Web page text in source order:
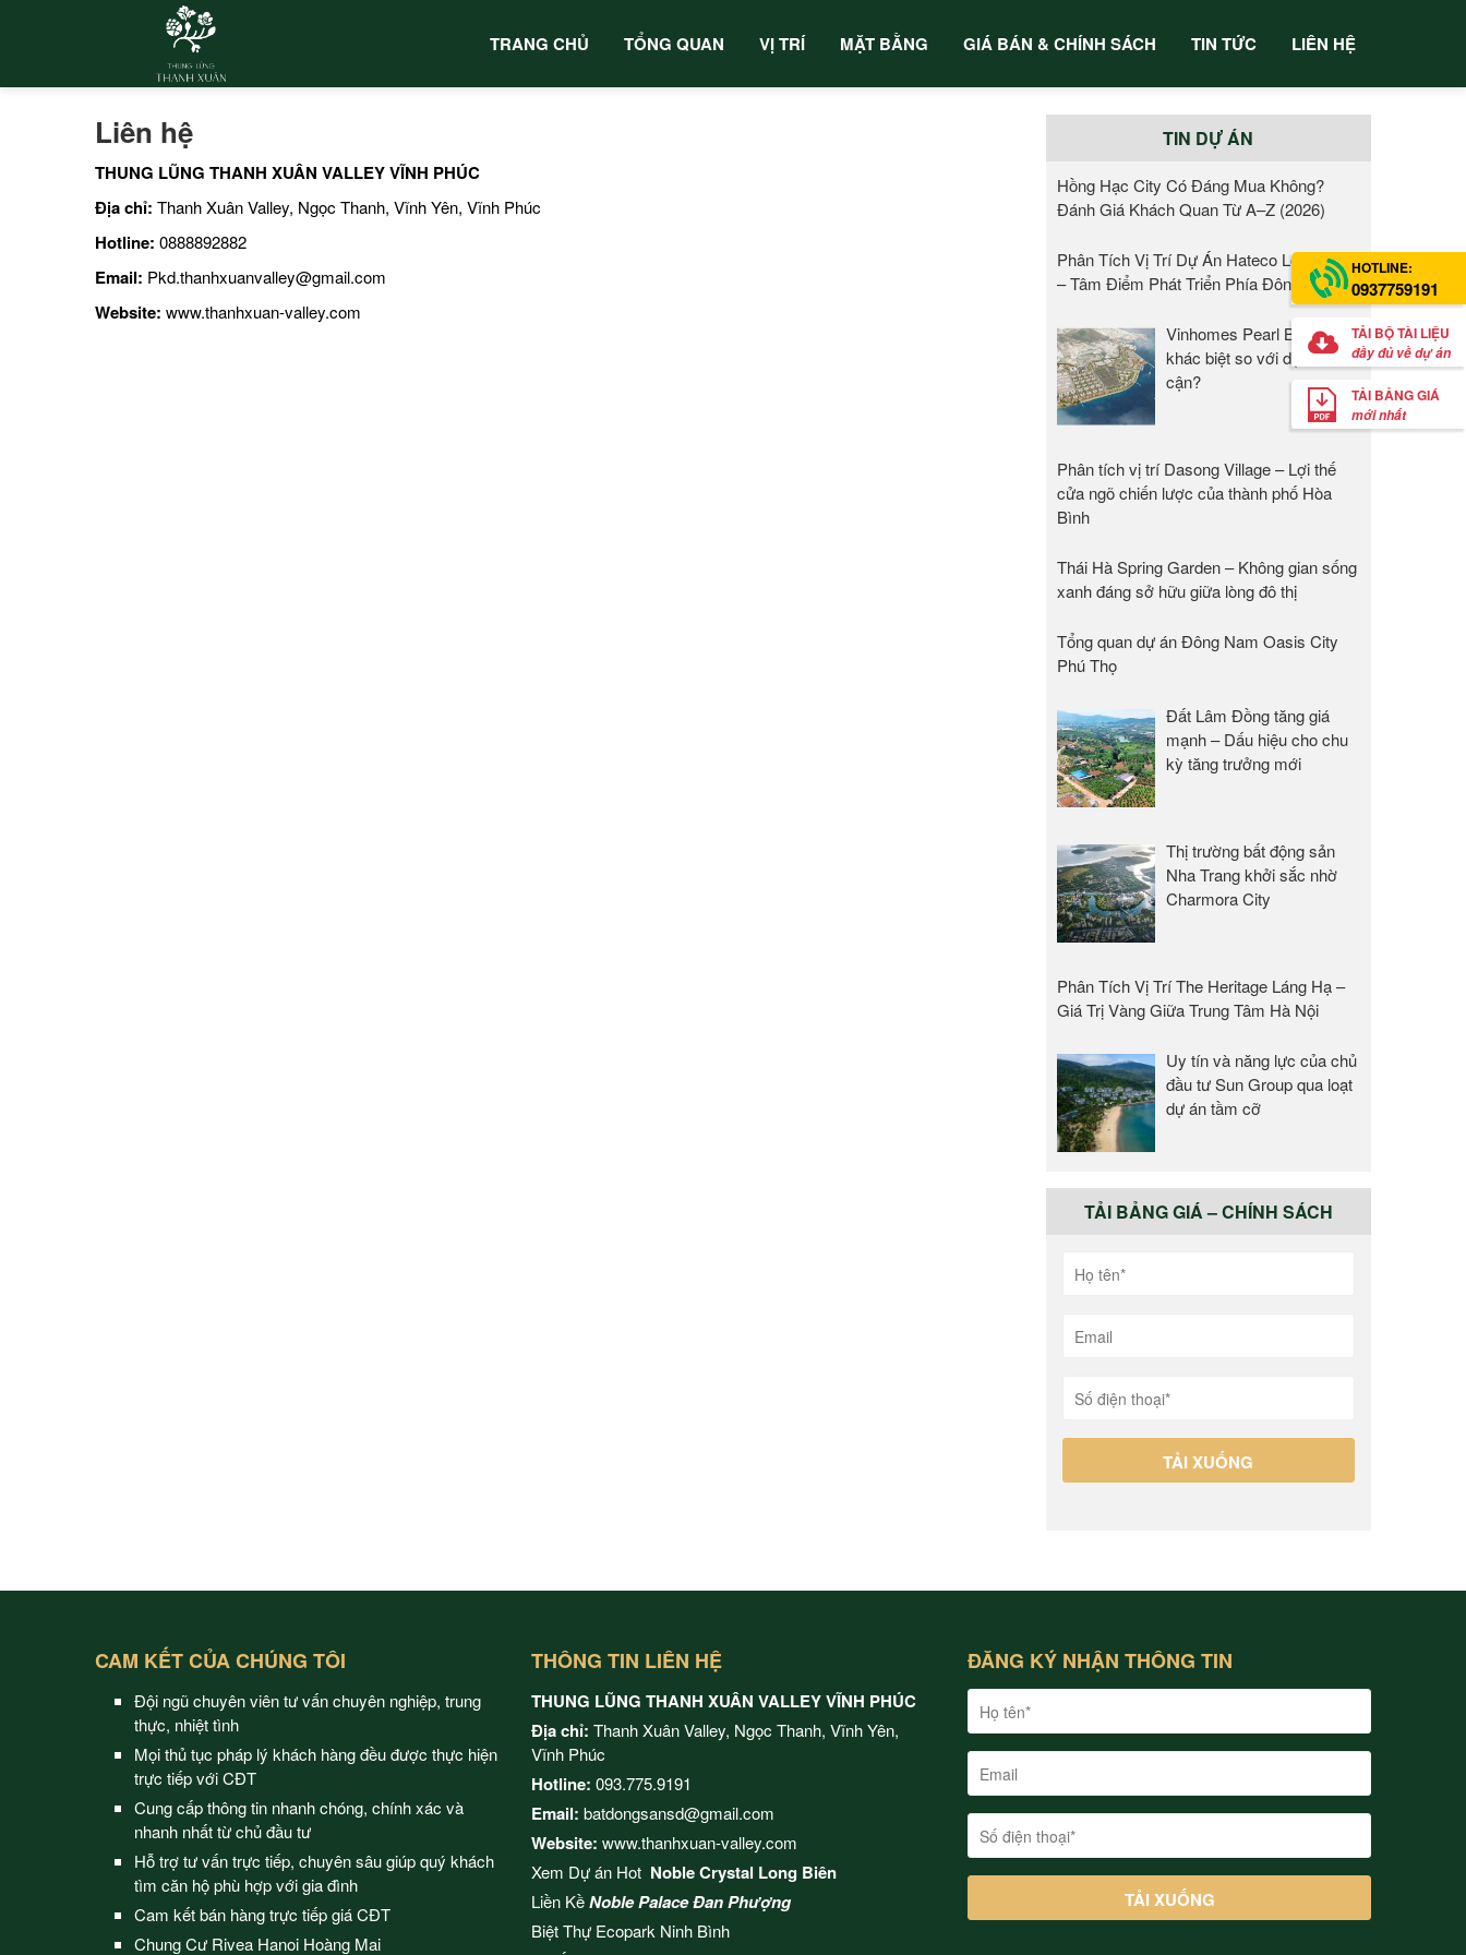
TRANG CHỦ TỔNG QUAN VỊ TRÍ MẶT BẰNG GIÁ BÁN & CHÍNH SÁCH TIN TỨC LIÊN HỆ
Liên hệ
THUNG LŨNG THANH XUÂN VALLEY VĨNH PHÚC
Địa chỉ: Thanh Xuân Valley, Ngọc Thanh, Vĩnh Yên, Vĩnh Phúc
Hotline: 0888892882
Email: Pkd.thanhxuanvalley@gmail.com
Website: www.thanhxuan-valley.com
TIN DỰ ÁN
Hồng Hạc City Có Đáng Mua Không?
Đánh Giá Khách Quan Từ A–Z (2026)
Phân Tích Vị Trí Dự Án Hateco Long Biên
– Tâm Điểm Phát Triển Phía Đông Hà Nội
Vinhomes Pearl Bay có gì
khác biệt so với dự án lân
cận?
Phân tích vị trí Dasong Village – Lợi thế
cửa ngõ chiến lược của thành phố Hòa
Bình
Thái Hà Spring Garden – Không gian sống
xanh đáng sở hữu giữa lòng đô thị
Tổng quan dự án Đông Nam Oasis City
Phú Thọ
Đất Lâm Đồng tăng giá
mạnh – Dấu hiệu cho chu
kỳ tăng trưởng mới
Thị trường bất động sản
Nha Trang khởi sắc nhờ
Charmora City
Phân Tích Vị Trí The Heritage Láng Hạ –
Giá Trị Vàng Giữa Trung Tâm Hà Nội
Uy tín và năng lực của chủ
đầu tư Sun Group qua loạt
dự án tầm cỡ
TẢI BẢNG GIÁ – CHÍNH SÁCH
CAM KẾT CỦA CHÚNG TÔI
Đội ngũ chuyên viên tư vấn chuyên nghiệp, trung
thực, nhiệt tình
Mọi thủ tục pháp lý khách hàng đều được thực hiện
trực tiếp với CĐT
Cung cấp thông tin nhanh chóng, chính xác và
nhanh nhất từ chủ đầu tư
Hỗ trợ tư vấn trực tiếp, chuyên sâu giúp quý khách
tìm căn hộ phù hợp với gia đình
Cam kết bán hàng trực tiếp giá CĐT
Chung Cư Rivea Hanoi Hoàng Mai
THÔNG TIN LIÊN HỆ
THUNG LŨNG THANH XUÂN VALLEY VĨNH PHÚC
Địa chỉ: Thanh Xuân Valley, Ngọc Thanh, Vĩnh Yên,
Vĩnh Phúc
Hotline: 093.775.9191
Email: batdongsansd@gmail.com
Website: www.thanhxuan-valley.com
Xem Dự án Hot Noble Crystal Long Biên
Liền KềNoble Palace Đan Phượng
Biệt Thự Ecopark Ninh Bình
ĐĂNG KÝ NHẬN THÔNG TIN
HOTLINE:
0937759191
TẢI BỘ TÀI LIỆU
đầy đủ về dự án
TẢI BẢNG GIÁ
mới nhất